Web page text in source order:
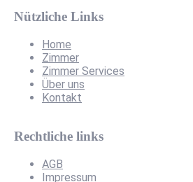
Nützliche Links
Home
Zimmer
Zimmer Services
Über uns
Kontakt
Rechtliche links
AGB
Impressum